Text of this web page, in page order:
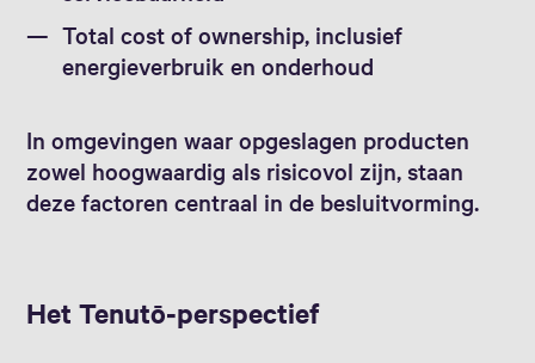
Total cost of ownership, inclusief
energieverbruik en onderhoud
In omgevingen waar opgeslagen producten
zowel hoogwaardig als risicovol zijn, staan
deze factoren centraal in de besluitvorming.
Het Tenutō‑perspectief